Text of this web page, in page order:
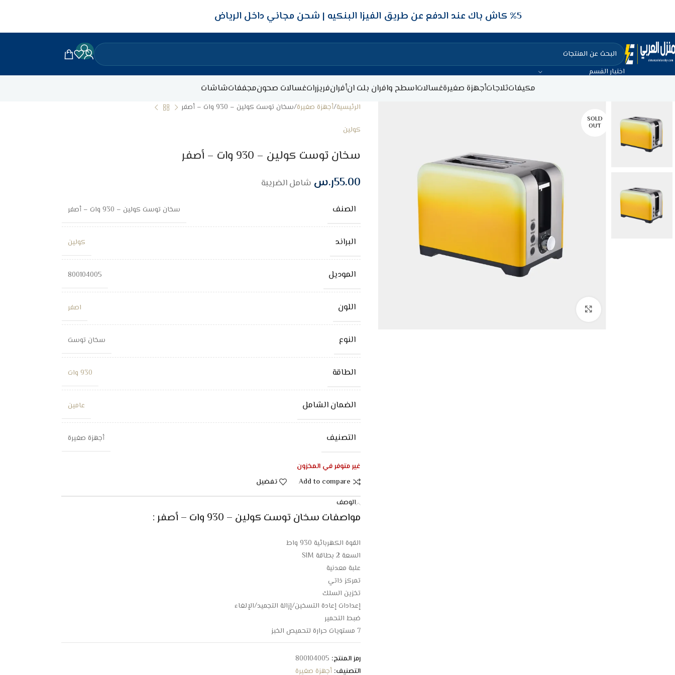
5‎% كاش باك عند الدفع عن طريق الفيزا البنكيه شحن مجاني داخل الرياض
اختيار القسم
مكيفاتثلاجاتأجهزة صغيرةغسالاتاسطح وافران بلت انأفرانفريزراتغسالات صحونمجففاتشاشات
SOLD
OUT
الرئيسية أجهزة صغيرة سخان توست كولين – 930 وات – أصفر
كولين
سخان توست كولين – 930 وات – أصفر
55.00ر.س شامل الضريبة
الصنف سخان توست كولين – 930 وات – أصفر
البراند كولين
الموديل 800104005
اللون اصفر
النوع سخان توست
الطاقة 930 وات
الضمان الشامل عامين
التصنيف أجهزة صغيرة
غير متوفر في المخزون
Add to compare
تفضيل
الوصف
مواصفات سخان توست كولين – 930 وات – أصفر :
القوة الكهربائية 930 واط
السعة 2 بطاقة SIM
علبة معدنية
تمركز ذاتي
تخزين السلك
إعدادات إعادة التسخين/إزالة التجميد/الإلغاء
ضبط التحمير
7 مستويات حرارة لتحميص الخبز
صينية فتات قابلة للإزالة
سهلة الاستخدام والتنظيف
استهلاك منخفض للطاقة
رمز المنتج: 800104005
التصنيف: أجهزة صغيرة